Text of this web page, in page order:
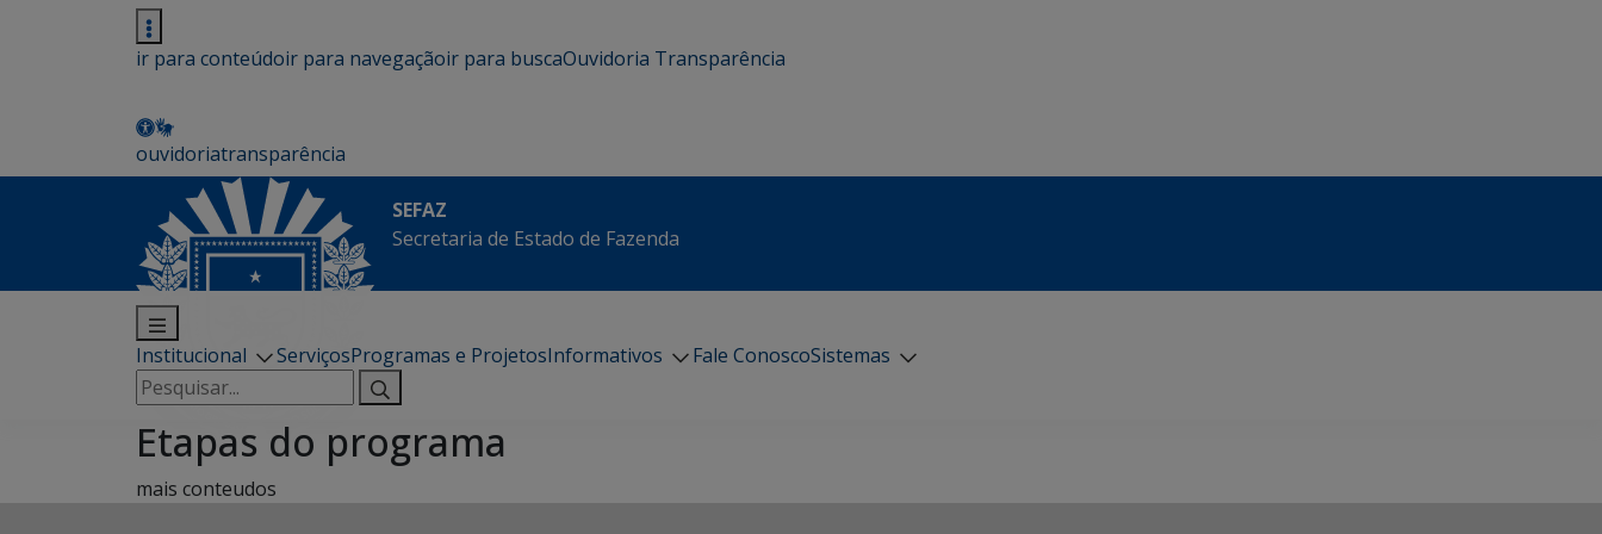
ir para conteúdoir para navegaçãoir para buscaOuvidoria Transparência
ouvidoriatransparência
SEFAZ
Secretaria de Estado de Fazenda
Institucional ServiçosProgramas e ProjetosInformativos Fale ConoscoSistemas
Pesquisar
por:
Etapas do programa
mais conteudos